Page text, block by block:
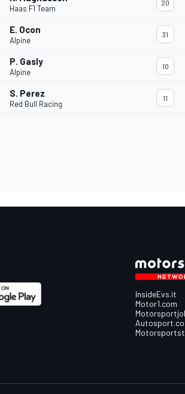
Haas F1 Team
20
E. Ocon
Alpine
31
P. Gasly
Alpine
10
S. Perez
Red Bull Racing
11
InsideEvs.it
Motor1.com